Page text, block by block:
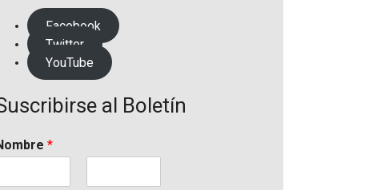
Facebook
Twitter
YouTube
al Boletín
*